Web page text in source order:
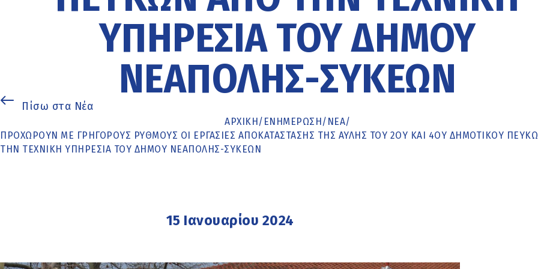
ΥΠΗΡΕΣΊΑ ΤΟΥ ΔΉΜΟΥ
ΝΕΆΠΟΛΗΣ-ΣΥΚΕΏΝ
Πίσω στα Νέα
ΑΡΧΙΚΉ/ ΕΝΗΜΈΡΩΣΗ/ ΝΕΑ/
ΠΡΟΧΩΡΟΎΝ ΜΕ ΓΡΉΓΟΡΟΥΣ ΡΥΘΜΟΎΣ ΟΙ ΕΡΓΑΣΊΕΣ ΑΠΟΚΑΤΆΣΤΑΣΗΣ ΤΗΣ ΑΥΛΉΣ ΤΟΥ 2ΟΥ ΚΑΙ 4ΟΥ ΔΗΜΟΤΙΚΟΎ
ΤΗΝ ΤΕΧΝΙΚΉ ΥΠΗΡΕΣΊΑ ΤΟΥ ΔΉΜΟΥ ΝΕΆΠΟΛΗΣ-ΣΥΚΕΏΝ
15 Ιανουαρίου 2024